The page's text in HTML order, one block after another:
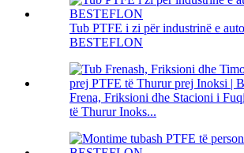
Tub PTFE i zi për industrinë e
BESTEFLON
Frena, Friksioni dhe Stacioni i
të Thurur Inoks...